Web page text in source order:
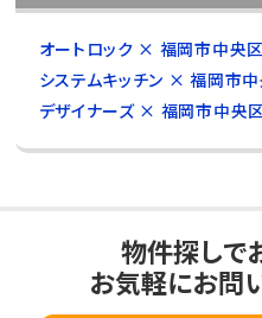
オートロック × 福岡市中央区
システムキッチン × 福岡市
デザイナーズ × 福岡市中央
物件探しで
お気軽にお問